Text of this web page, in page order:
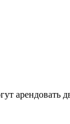
арендовать